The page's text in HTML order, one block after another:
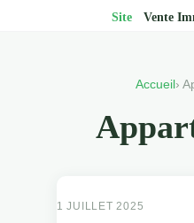
Accueil ›
1 JUILLET 2025